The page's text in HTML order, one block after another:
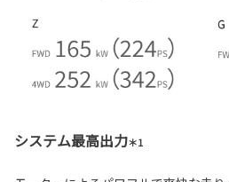
システム最高出力＊1